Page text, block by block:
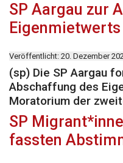
SP Aargau zur
Eigenmietwerts
Veröffentlicht: 20. Dezember
(sp) Die SP Aargau
Abschaffung des
Moratorium der
SP
fassten